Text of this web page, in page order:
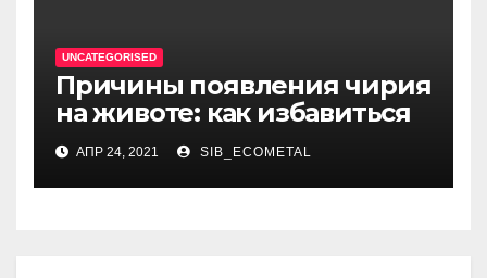
UNCATEGORISED
Причины появления чирия
на животе: как избавиться
АПР 24, 2021 SIB_ECOMETAL